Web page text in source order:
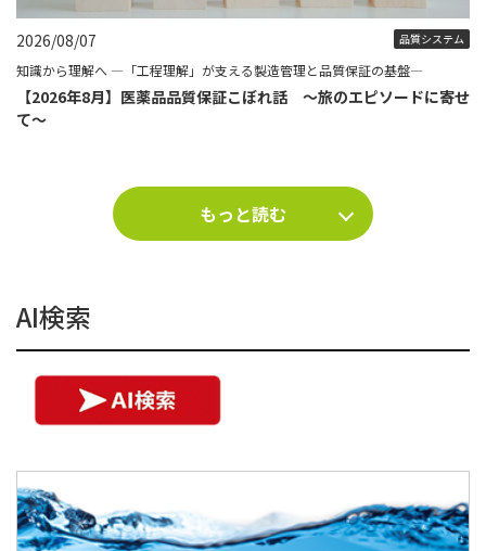
2026/08/07 品質システム
知識から理解へ ―「工程理解」が支える製造管理と品質保証の基盤―
【2026年8月】医薬品品質保証こぼれ話 ～旅のエピソードに寄せ
て～
もっと読む
AI検索